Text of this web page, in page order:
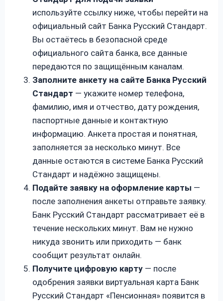
используйте ссылку ниже, чтобы перейти на
официальный сайт Банка Русский Стандарт.
Вы остаётесь в безопасной среде
официального сайта банка, все данные
передаются по защищённым каналам.
Заполните анкету на сайте Банка Русский
Стандарт — укажите номер телефона,
фамилию, имя и отчество, дату рождения,
паспортные данные и контактную
информацию. Анкета простая и понятная,
заполняется за несколько минут. Все
данные остаются в системе Банка Русский
Стандарт и надёжно защищены.
Подайте заявку на оформление карты —
после заполнения анкеты отправьте заявку.
Банк Русский Стандарт рассматривает её в
течение нескольких минут. Вам не нужно
никуда звонить или приходить — банк
сообщит результат онлайн.
Получите цифровую карту — после
одобрения заявки виртуальная карта Банк
Русский Стандарт «Пенсионная» появится в